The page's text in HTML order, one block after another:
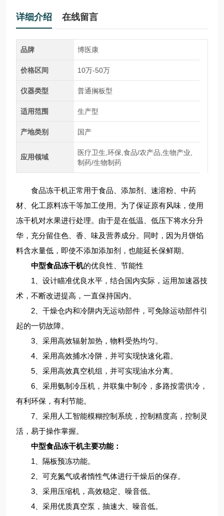
详细介绍 在线留言
品牌 博医康
价格区间 10万-50万
仪器类型 普通搁板型
适用范围 生产型
产地类别 国产
应用领域
医疗卫生,环保,食品/农产品,生物产业,
制药/生物制药
食品冻干机正常用于食品、添加剂、速溶粉、中药
材、化工原料冻干等加工使用。为了保证原有风味，使用
冻干机对水果进行处理。由于是在低温、低压下将水分升
华，充分留住色、香、味及营养成分。同时，因为月饼馅
料含水量低，即使不添加添加剂，也能延长保鲜期。
中型食品冻干机的优良性、节能性
1、设计瞄准优良水平，结合国内实际，运用加速器技
术，不断改进提高，一直保持国内。
2、干燥仓内和冷阱内无运动部件，可免除运动部件引
起的一切故障。
3、采用高效辐射加热，物料受热均匀。
4、采用高效捕水冷阱，并可实现快速化霜。
5、采用高效真空机组，并可实现油水分离。
6、采用氨制冷压机，并联集中制冷，多路按需供冷，
有利环保，有利节能。
7、采用人工智能模糊控制系统，控制精度高，控制灵
活，易于操作掌握。
中型食品冻干机主要功能：
1、隔板预冻功能。
2、可充氮气或者惰性气体进行干燥后的保存。
3、采用压缩机，高效稳定、噪音低。
4、采用优质真空泵，抽速大、噪音低。